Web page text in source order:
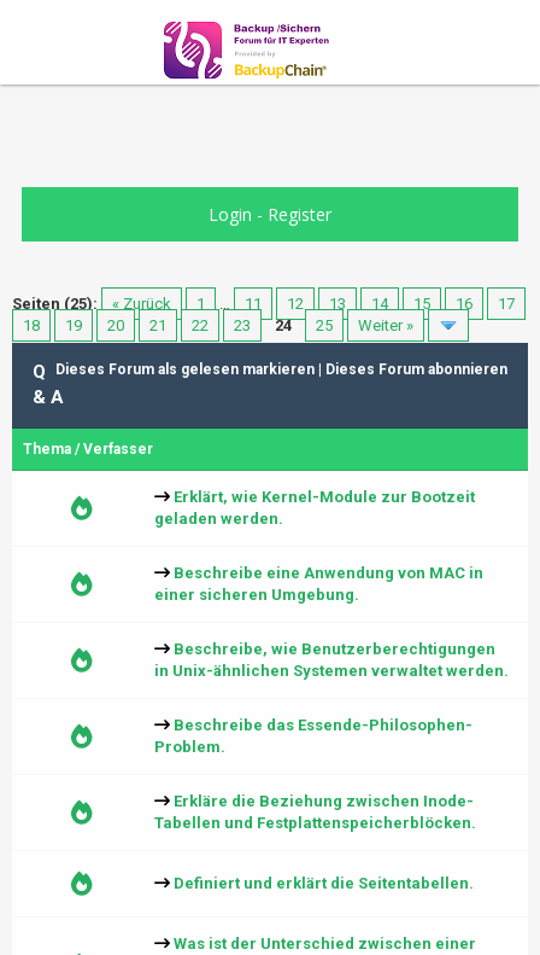
Login - Register
Seiten (25): « Zurück 1 … 11 12 13 14 15 16
17
18
19 20 21 22 23 24 25 Weiter »
Dieses Forum als gelesen markieren Dieses Forum abonnieren
Q
& A
Thema /Verfasser
Erklärt, wie Kernel-Module zur Bootzeit
geladen werden.
Beschreibe eine Anwendung von MAC in
einer sicheren Umgebung.
Beschreibe, wie Benutzerberechtigungen
in Unix-ähnlichen Systemen verwaltet werden.
Beschreibe das Essende-Philosophen-
Problem.
Erkläre die Beziehung zwischen Inode-
Tabellen und Festplattenspeicherblöcken.
Definiert und erklärt die Seitentabellen.
Was ist der Unterschied zwischen einer